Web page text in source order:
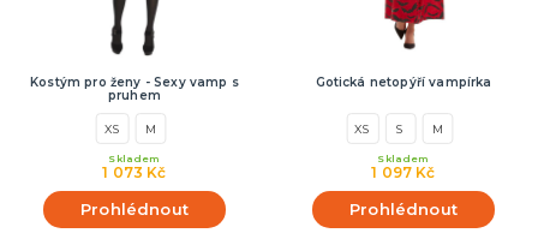
Kostým pro ženy - Sexy vamp s
pruhem
XS M
1 073 Kč
Skladem
Prohlédnout
Gotická netopýří vampírka
XS S M
1 097 Kč
Skladem
Prohlédnout